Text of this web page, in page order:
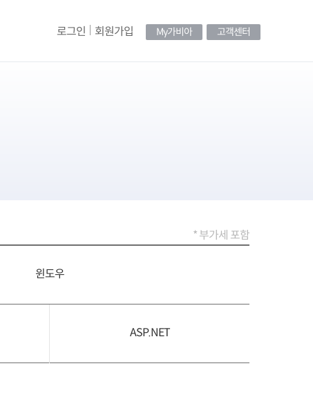
로그인 회원가입 My가비아 고객센터
* 부가세 포함
윈도우
ASP.NET